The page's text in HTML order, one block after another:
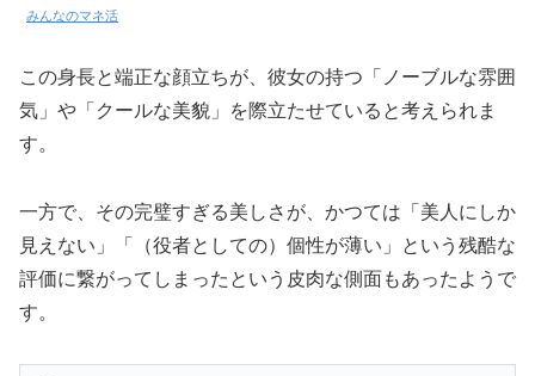
みんなのマネ活
この身長と端正な顔立ちが、彼女の持つ「ノーブルな雰囲
気」や「クールな美貌」を際立たせていると考えられま
す。
一方で、その完璧すぎる美しさが、かつては「美人にしか
見えない」「（役者としての）個性が薄い」という残酷な
評価に繋がってしまったという皮肉な側面もあったようで
す。